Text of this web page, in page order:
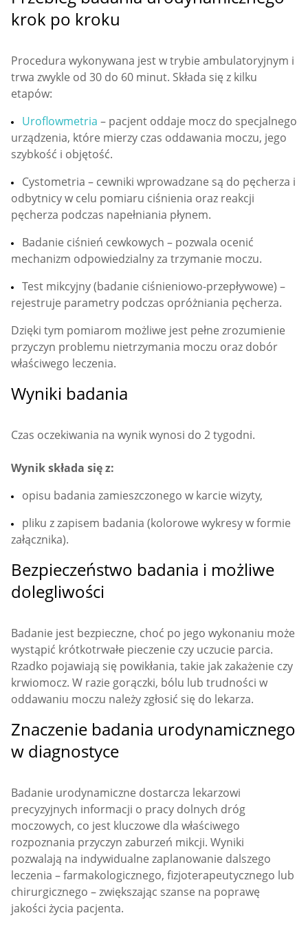
krok po kroku
Procedura wykonywana jest w trybie ambulatoryjnym i
trwa zwykle od 30 do 60 minut. Składa się z kilku
etapów:
Uroflowmetria – pacjent oddaje mocz do specjalnego
urządzenia, które mierzy czas oddawania moczu, jego
szybkość i objętość.
Cystometria – cewniki wprowadzane są do pęcherza i
odbytnicy w celu pomiaru ciśnienia oraz reakcji
pęcherza podczas napełniania płynem.
Badanie ciśnień cewkowych – pozwala ocenić
mechanizm odpowiedzialny za trzymanie moczu.
Test mikcyjny (badanie ciśnieniowo-przepływowe) –
rejestruje parametry podczas opróżniania pęcherza.
Dzięki tym pomiarom możliwe jest pełne zrozumienie
przyczyn problemu nietrzymania moczu oraz dobór
właściwego leczenia.
Wyniki badania
Czas oczekiwania na wynik wynosi do 2 tygodni.
Wynik składa się z:
opisu badania zamieszczonego w karcie wizyty,
pliku z zapisem badania (kolorowe wykresy w formie
załącznika).
Bezpieczeństwo badania i możliwe
dolegliwości
Badanie jest bezpieczne, choć po jego wykonaniu może
wystąpić krótkotrwałe pieczenie czy uczucie parcia.
Rzadko pojawiają się powikłania, takie jak zakażenie czy
krwiomocz. W razie gorączki, bólu lub trudności w
oddawaniu moczu należy zgłosić się do lekarza.
Znaczenie badania urodynamicznego
w diagnostyce
Badanie urodynamiczne dostarcza lekarzowi
precyzyjnych informacji o pracy dolnych dróg
moczowych, co jest kluczowe dla właściwego
rozpoznania przyczyn zaburzeń mikcji. Wyniki
pozwalają na indywidualne zaplanowanie dalszego
leczenia – farmakologicznego, fizjoterapeutycznego lub
chirurgicznego – zwiększając szanse na poprawę
jakości życia pacjenta.